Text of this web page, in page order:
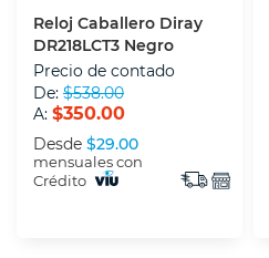
Reloj Caballero Diray
DR218LCT3 Negro
Precio de contado
De: $538.00
A: $350.00
Desde $29.00
mensuales con
Crédito